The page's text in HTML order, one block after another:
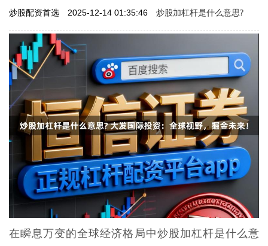
炒股配资首选 2025-12-14 01:35:46 炒股加杠杆是什么意思?
在瞬息万变的全球经济格局中炒股加杠杆是什么意